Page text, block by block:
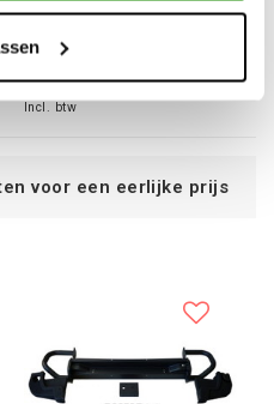
€701,65
€849,00
Incl. btw
eerlijke prijs